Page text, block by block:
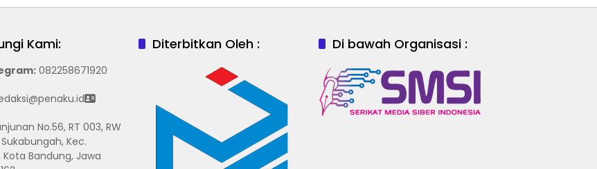
Kami:
:082258671920
No.56, RT 003, RW
Kec.
Kota Bandung, Jawa
Diterbitkan Oleh : Di bawah Organisasi :